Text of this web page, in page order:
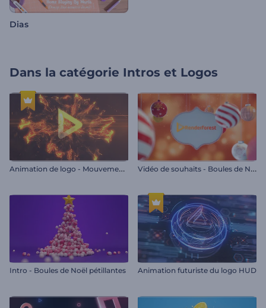
Dias
Dans la catégorie Intros et Logos
A
nimation de logo - Mouvement du feu vif V
idéo de souhaits - Boules de Noël pendantes
Intro - Boules de Noël pétillantes Animation futuriste du logo HUD